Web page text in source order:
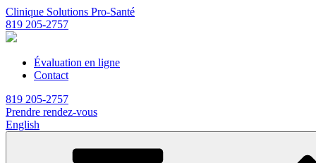
Clinique Solutions Pro-Santé
819 205-2757
Évaluation en ligne
Contact
819 205-2757
Prendre rendez-vous
English